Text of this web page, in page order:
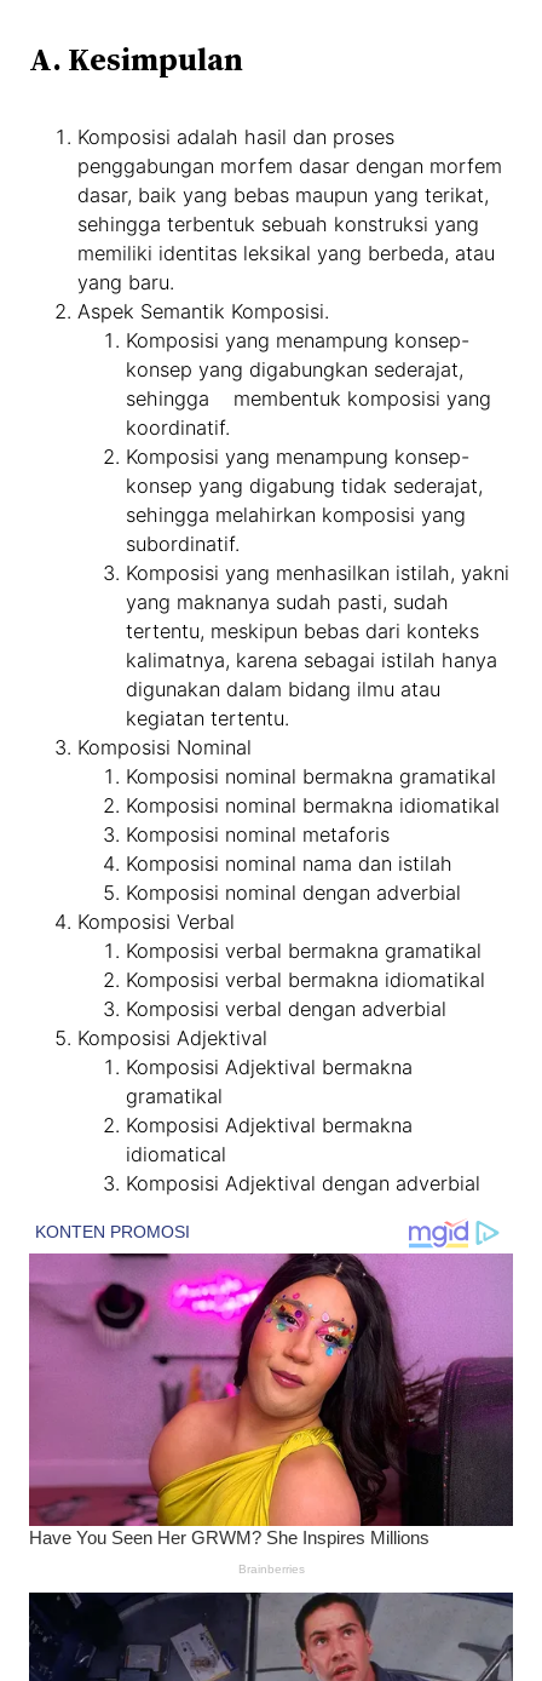
A. Kesimpulan
Komposisi adalah hasil dan proses
penggabungan morfem dasar dengan morfem
dasar, baik yang bebas maupun yang terikat,
sehingga terbentuk sebuah konstruksi yang
memiliki identitas leksikal yang berbeda, atau
yang baru.
Aspek Semantik Komposisi.
Komposisi yang menampung konsep-
konsep yang digabungkan sederajat,
sehingga membentuk komposisi yang
koordinatif.
Komposisi yang menampung konsep-
konsep yang digabung tidak sederajat,
sehingga melahirkan komposisi yang
subordinatif.
Komposisi yang menhasilkan istilah, yakni
yang maknanya sudah pasti, sudah
tertentu, meskipun bebas dari konteks
kalimatnya, karena sebagai istilah hanya
digunakan dalam bidang ilmu atau
kegiatan tertentu.
Komposisi Nominal
Komposisi nominal bermakna gramatikal
Komposisi nominal bermakna idiomatikal
Komposisi nominal metaforis
Komposisi nominal nama dan istilah
Komposisi nominal dengan adverbial
Komposisi Verbal
Komposisi verbal bermakna gramatikal
Komposisi verbal bermakna idiomatikal
Komposisi verbal dengan adverbial
Komposisi Adjektival
Komposisi Adjektival bermakna
gramatikal
Komposisi Adjektival bermakna
idiomatical
Komposisi Adjektival dengan adverbial